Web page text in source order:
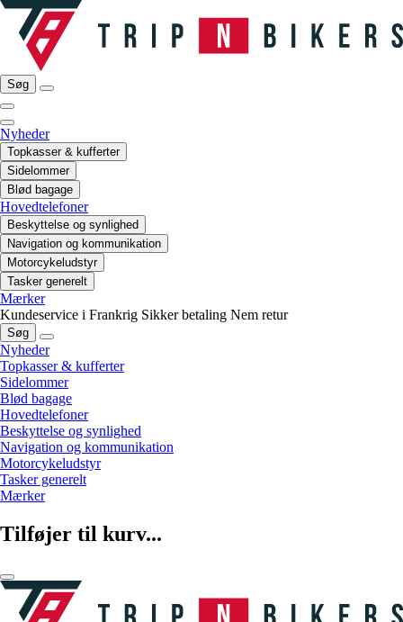
Søg
Nyheder
Topkasser & kufferter
Sidelommer
Blød bagage
Hovedtelefoner
Beskyttelse og synlighed
Navigation og kommunikation
Motorcykeludstyr
Tasker generelt
Mærker
Kundeservice i Frankrig Sikker betaling Nem retur
Søg
Nyheder
Topkasser & kufferter
Sidelommer
Blød bagage
Hovedtelefoner
Beskyttelse og synlighed
Navigation og kommunikation
Motorcykeludstyr
Tasker generelt
Mærker
Tilføjer til kurv...